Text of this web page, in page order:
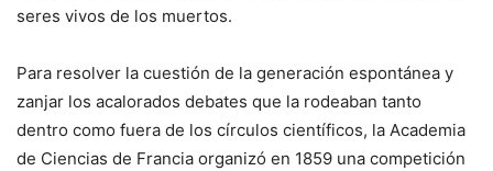
seres vivos de los muertos.
Para resolver la cuestión de la generación espontánea y
zanjar los acalorados debates que la rodeaban tanto
dentro como fuera de los círculos científicos, la Academia
de Ciencias de Francia organizó en 1859 una competición